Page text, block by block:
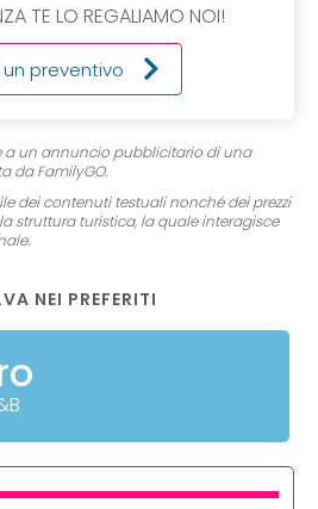
TE LO REGALIAMO NOI!
preventivo
a un annuncio pubblicitario di una
da FamilyGO.
dei contenuti testuali nonché dei prezzi
struttura turistica, la quale interagisce
NEI PREFERITI